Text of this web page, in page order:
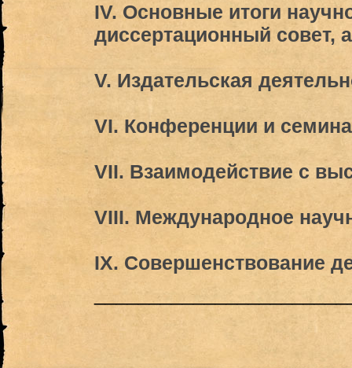
IV. Основные итоги
диссертационный совет,
V. Издательская
VI. Конференции и
VII. Взаимодействие с
VIII. Международное
IX. Совершенствование